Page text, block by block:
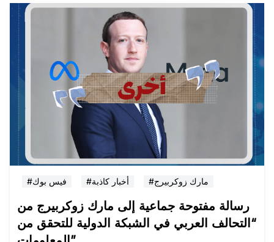
#فيس بوك #أخبار كاذبة #مارك زوكربيرج
رسالة مفتوحة جماعية إلى مارك زوكربيرج من
“التحالف العربي في الشبكة الدولية للتحقق من